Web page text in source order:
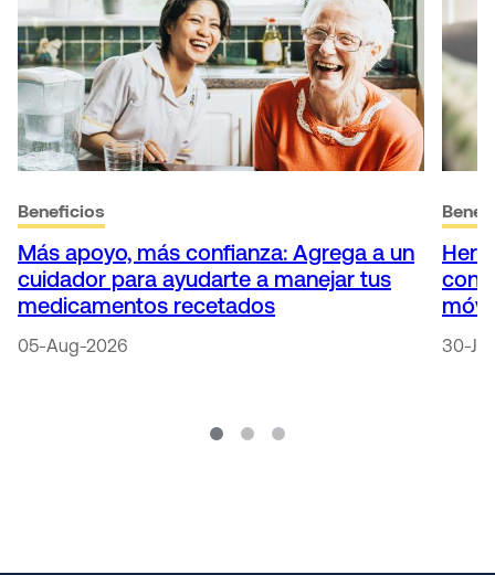
Beneficios
Más apoyo, más confianza: Agrega a un
cuidador para ayudarte a manejar tus
medicamentos recetados
05-Aug-2026 30-